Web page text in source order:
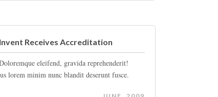
Invent Receives Accreditation
eleifend, gravida reprehenderit!
lorem minim nunc blandit deserunt fusce.